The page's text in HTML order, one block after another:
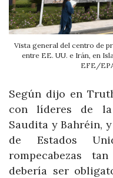
Vista general del centro de
entre EE. UU. e Irán, en
EFE/
Según dijo en
con líderes de
Saudita y Bahréin,
de Estados
rompecabezas
debería ser